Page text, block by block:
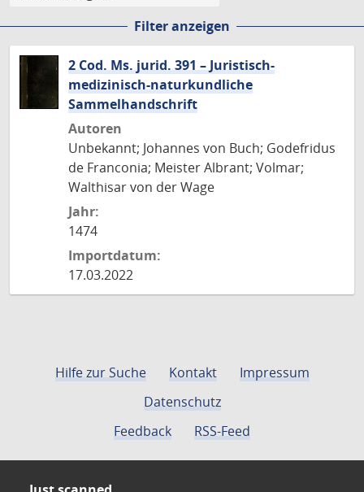
Filter anzeigen
2 Cod. Ms. jurid. 391 – Juristisch-
medizinisch-naturkundliche
Sammelhandschrift
Autoren
Unbekannt; Johannes von Buch; Godefridus
de Franconia; Meister Albrant; Volmar;
Walthisar von der Wage
Jahr:
1474
Importdatum:
17.03.2022
Hilfe zur Suche Kontakt
Impressum
Datenschutz
Feedback
RSS-Feed